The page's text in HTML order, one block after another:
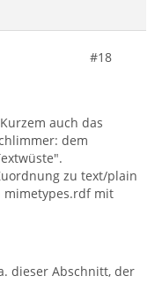
#18
auch das
dem
zu text/plain
mimetypes.rdf mit
dieser Abschnitt, der